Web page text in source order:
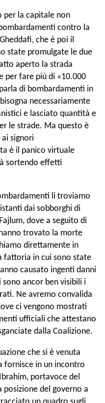
per la capitale non
contro la
che è poi il
state promulgate le due
aperto la strada
per fare più di «10.000
di bombardamenti in
necessariamente
e lasciato quantità e
le strade. Ma questo è
signori
è il panico virtuale
sortendo effetti
li troviamo
dai sobborghi di
dove a seguito di
trovato la morte
direttamente in
fattoria in cui sono state
causato ingenti danni
ancor ben visibili i
Ne avremo convalida
ci vengono mostrati
ufficiali che attestano
dalla Coalizione.
che si è venuta
fornisce in un incontro
portavoce del
del governo a